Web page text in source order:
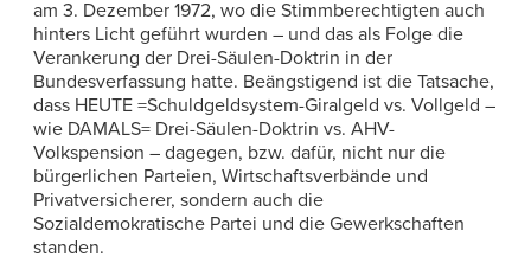
am 3. Dezember 1972, wo die Stimmberechtigten auch
hinters Licht geführt wurden – und das als Folge die
Verankerung der Drei-Säulen-Doktrin in der
Bundesverfassung hatte. Beängstigend ist die Tatsache,
dass HEUTE =Schuldgeldsystem-Giralgeld vs. Vollgeld –
wie DAMALS= Drei-Säulen-Doktrin vs. AHV-
Volkspension – dagegen, bzw. dafür, nicht nur die
bürgerlichen Parteien, Wirtschaftsverbände und
Privatversicherer, sondern auch die
Sozialdemokratische Partei und die Gewerkschaften
standen.